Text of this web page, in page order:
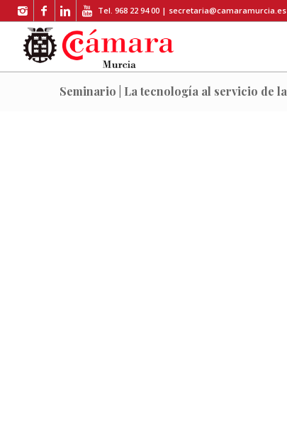
Tel. 968 22 94 00 | secretaria@camaramurcia.es
Seminario | La tecnología al servicio de